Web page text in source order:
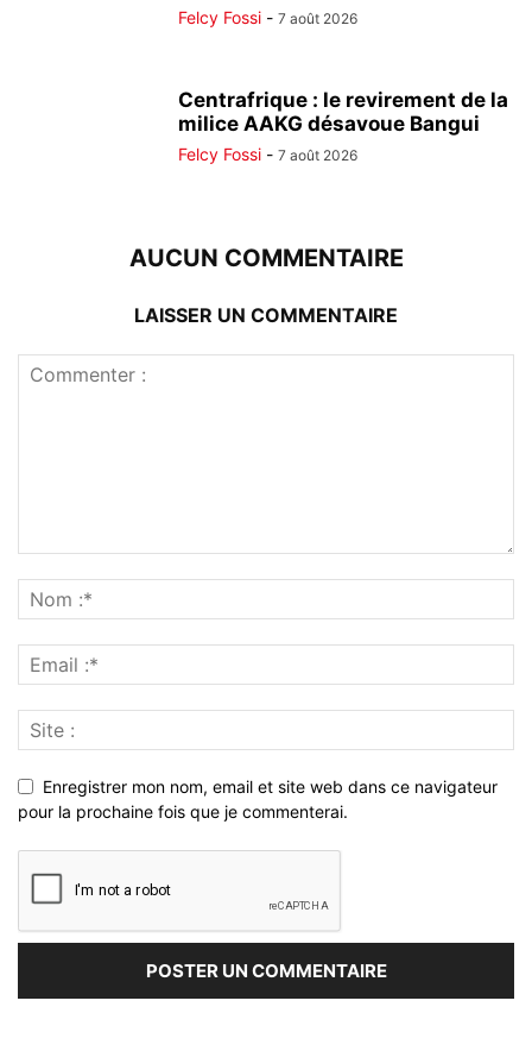
Felcy Fossi - 7 août 2026
Centrafrique : le revirement de la
milice AAKG désavoue Bangui
Felcy Fossi - 7 août 2026
AUCUN COMMENTAIRE
LAISSER UN COMMENTAIRE
Enregistrer mon nom, email et site web dans ce navigateur
pour la prochaine fois que je commenterai.